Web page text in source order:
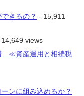
きるの？ - 15,911
14,649 views
≪資産運用と相続税
ンに組み込めるか？